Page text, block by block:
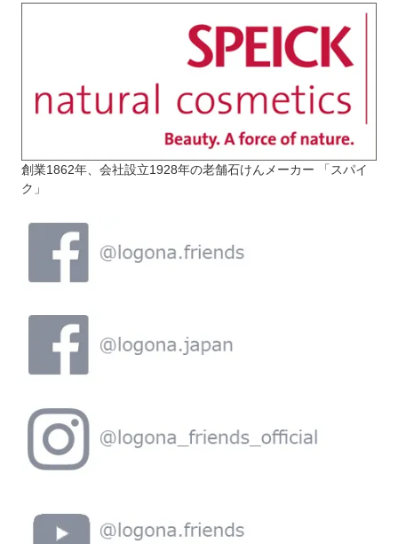
創業1862年、会社設立1928年の老舗石けんメーカー 「スパイ
ク」